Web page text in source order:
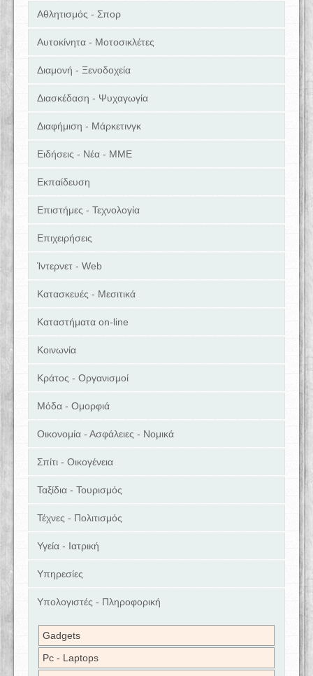
Αθλητισμός - Σπορ
Αυτοκίνητα - Μοτοσικλέτες
Διαμονή - Ξενοδοχεία
Διασκέδαση - Ψυχαγωγία
Διαφήμιση - Μάρκετινγκ
Ειδήσεις - Νέα - ΜΜΕ
Εκπαίδευση
Επιστήμες - Τεχνολογία
Επιχειρήσεις
Ίντερνετ - Web
Κατασκευές - Μεσιτικά
Καταστήματα on-line
Κοινωνία
Κράτος - Οργανισμοί
Μόδα - Ομορφιά
Οικονομία - Ασφάλειες - Νομικά
Σπίτι - Οικογένεια
Ταξίδια - Τουρισμός
Τέχνες - Πολιτισμός
Υγεία - Ιατρική
Υπηρεσίες
Υπολογιστές - Πληροφορική
Gadgets
Pc - Laptops